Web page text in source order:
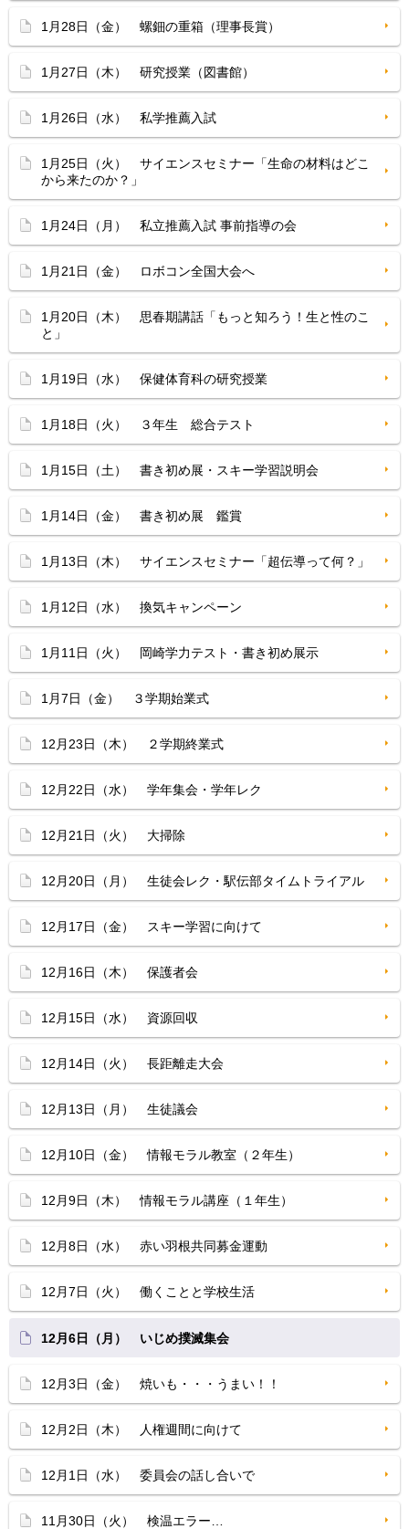
1月28日（金） 螺鈿の重箱（理事長賞）
1月27日（木） 研究授業（図書館）
1月26日（水） 私学推薦入試
1月25日（火） サイエンスセミナー「生命の材料はどこ
から来たのか？」
1月24日（月） 私立推薦入試 事前指導の会
1月21日（金） ロボコン全国大会へ
1月20日（木） 思春期講話「もっと知ろう！生と性のこ
と」
1月19日（水） 保健体育科の研究授業
1月18日（火） ３年生 総合テスト
1月15日（土） 書き初め展・スキー学習説明会
1月14日（金） 書き初め展 鑑賞
1月13日（木） サイエンスセミナー「超伝導って何？」
1月12日（水） 換気キャンペーン
1月11日（火） 岡崎学力テスト・書き初め展示
1月7日（金） ３学期始業式
12月23日（木） ２学期終業式
12月22日（水） 学年集会・学年レク
12月21日（火） 大掃除
12月20日（月） 生徒会レク・駅伝部タイムトライアル
12月17日（金） スキー学習に向けて
12月16日（木） 保護者会
12月15日（水） 資源回収
12月14日（火） 長距離走大会
12月13日（月） 生徒議会
12月10日（金） 情報モラル教室（２年生）
12月9日（木） 情報モラル講座（１年生）
12月8日（水） 赤い羽根共同募金運動
12月7日（火） 働くことと学校生活
12月6日（月） いじめ撲滅集会
12月3日（金） 焼いも・・・うまい！！
12月2日（木） 人権週間に向けて
12月1日（水） 委員会の話し合いで
11月30日（火） 検温エラー…